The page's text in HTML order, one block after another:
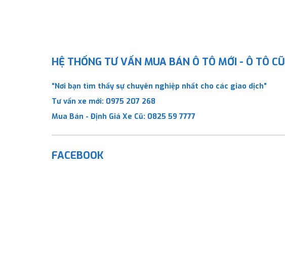
HỆ THỐNG TƯ VẤN MUA BÁN Ô TÔ MỚI - Ô TÔ CŨ
“Nơi bạn tìm thấy sự chuyên nghiệp nhất cho các giao dịch”
Tư vấn xe mới: 0975 207 268
Mua Bán - Định Giá Xe Cũ: 0825 59 7777
FACEBOOK